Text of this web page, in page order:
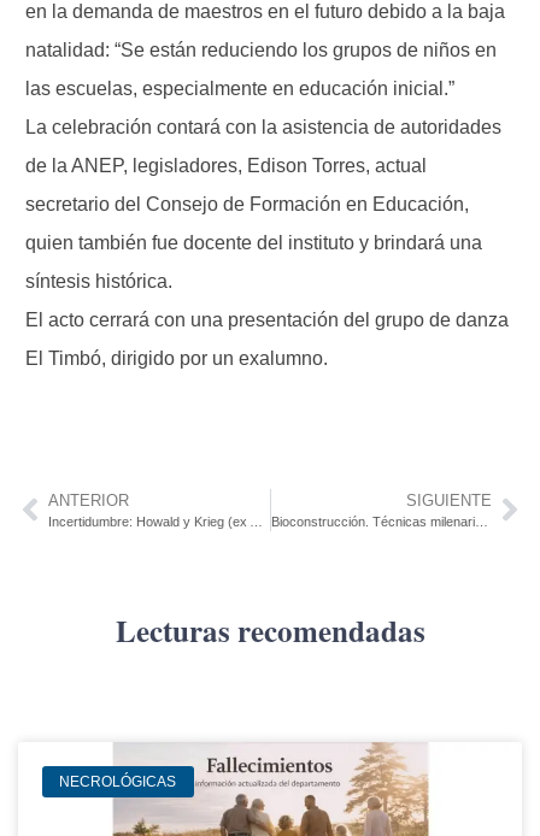
en la demanda de maestros en el futuro debido a la baja
natalidad: “Se están reduciendo los grupos de niños en
las escuelas, especialmente en educación inicial.”
La celebración contará con la asistencia de autoridades
de la ANEP, legisladores, Edison Torres, actual
secretario del Consejo de Formación en Educación,
quien también fue docente del instituto y brindará una
síntesis histórica.
El acto cerrará con una presentación del grupo de danza
El Timbó, dirigido por un exalumno.
ANTERIOR SIGUIENTE
Bioconstrucción. Técnicas milenarias podrían resolver problemáticas actuales
Lecturas recomendadas
NECROLÓGICAS